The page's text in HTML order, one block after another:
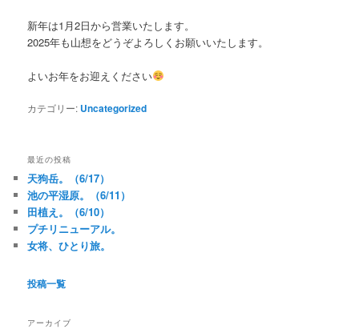
新年は1月2日から営業いたします。
2025年も山想をどうぞよろしくお願いいたします。
よいお年をお迎えください
カテゴリー: Uncategorized
最近の投稿
天狗岳。（6/17）
池の平湿原。（6/11）
田植え。（6/10）
プチリニューアル。
女将、ひとり旅。
投稿一覧
アーカイブ